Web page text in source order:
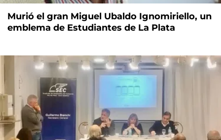
Murió el gran Miguel Ubaldo Ignomiriello, un
emblema de Estudiantes de La Plata